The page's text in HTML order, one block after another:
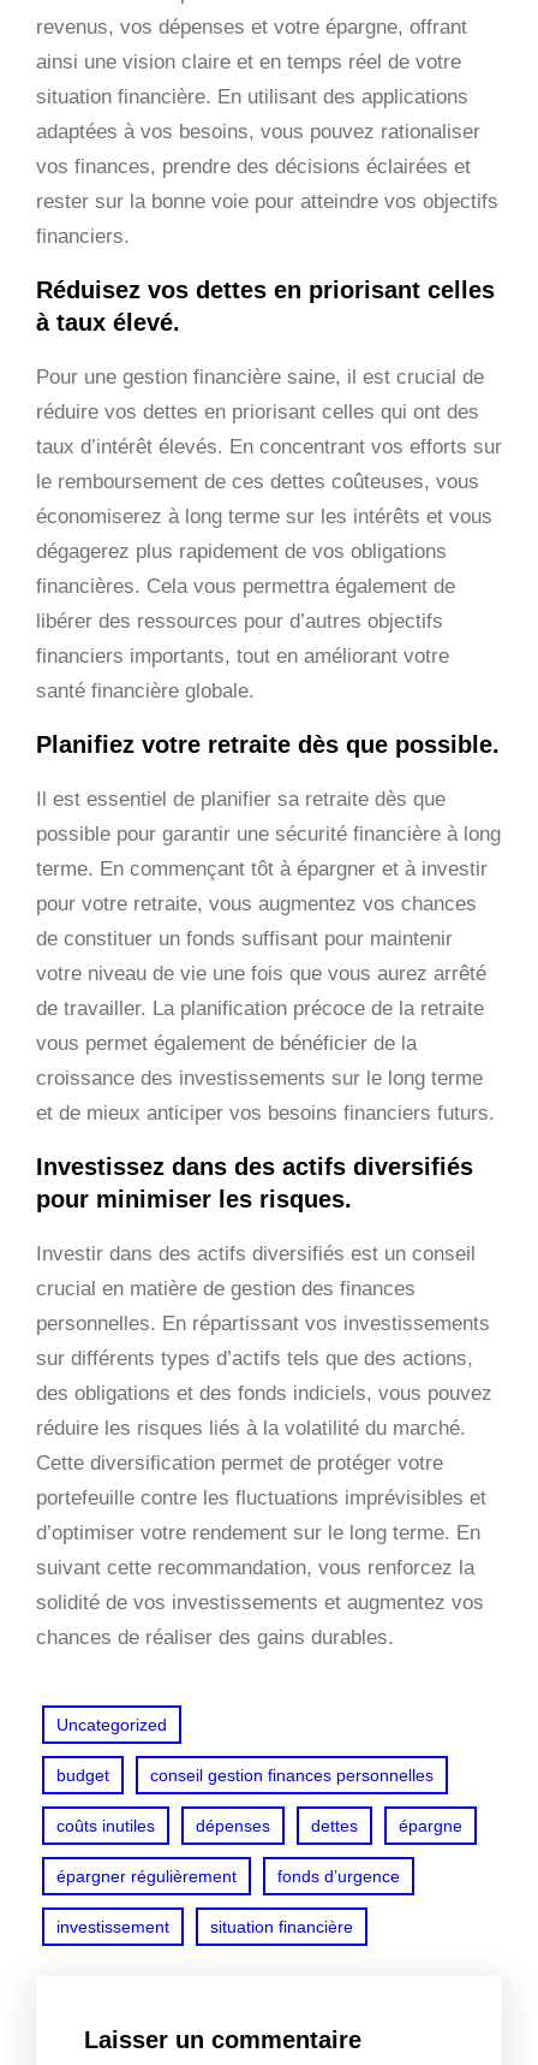
revenus, vos dépenses et votre épargne, offrant
ainsi une vision claire et en temps réel de votre
situation financière. En utilisant des applications
adaptées à vos besoins, vous pouvez rationaliser
vos finances, prendre des décisions éclairées et
rester sur la bonne voie pour atteindre vos objectifs
financiers.
Réduisez vos dettes en priorisant celles
à taux élevé.
Pour une gestion financière saine, il est crucial de
réduire vos dettes en priorisant celles qui ont des
taux d’intérêt élevés. En concentrant vos efforts sur
le remboursement de ces dettes coûteuses, vous
économiserez à long terme sur les intérêts et vous
dégagerez plus rapidement de vos obligations
financières. Cela vous permettra également de
libérer des ressources pour d’autres objectifs
financiers importants, tout en améliorant votre
santé financière globale.
Planifiez votre retraite dès que possible.
Il est essentiel de planifier sa retraite dès que
possible pour garantir une sécurité financière à long
terme. En commençant tôt à épargner et à investir
pour votre retraite, vous augmentez vos chances
de constituer un fonds suffisant pour maintenir
votre niveau de vie une fois que vous aurez arrêté
de travailler. La planification précoce de la retraite
vous permet également de bénéficier de la
croissance des investissements sur le long terme
et de mieux anticiper vos besoins financiers futurs.
Investissez dans des actifs diversifiés
pour minimiser les risques.
Investir dans des actifs diversifiés est un conseil
crucial en matière de gestion des finances
personnelles. En répartissant vos investissements
sur différents types d’actifs tels que des actions,
des obligations et des fonds indiciels, vous pouvez
réduire les risques liés à la volatilité du marché.
Cette diversification permet de protéger votre
portefeuille contre les fluctuations imprévisibles et
d’optimiser votre rendement sur le long terme. En
suivant cette recommandation, vous renforcez la
solidité de vos investissements et augmentez vos
chances de réaliser des gains durables.
Uncategorized
budget conseil gestion finances personnelles
coûts inutiles dépenses dettes épargne
épargner régulièrement fonds d’urgence
investissement situation financière
Laisser un commentaire